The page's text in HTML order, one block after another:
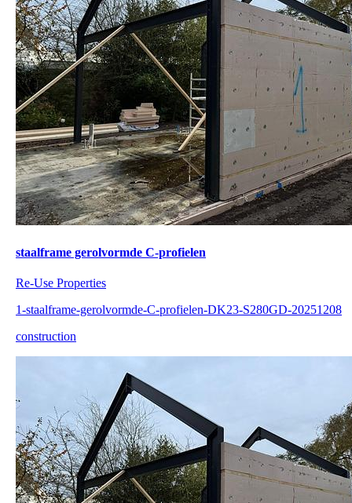
staalframe gerolvormde C-profielen
Re-Use Properties
1-staalframe-gerolvormde-C-profielen-DK23-S280GD-20251208
construction